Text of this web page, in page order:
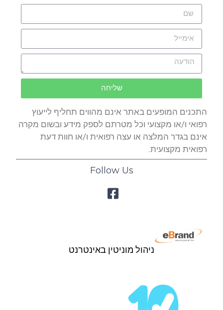
שליחה
התכנים המופעים באתר אינם מהווים תחליף לייעוץ
רפואי ו/או מקצועי וכל מטרתם לספק מידע ובשום מקרה
אינם בגדר המלצה או עצה רפואית ו/או חוות דעת
רפואית מקצועית.
Follow Us
ניהול מוניטין באינטרנט